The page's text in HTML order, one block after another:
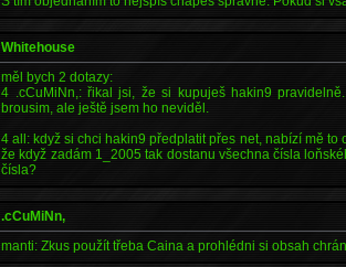
Whitehouse
měl bych 2 dotazy:
4 .cCuMiNn,: řikal jsi, že si kupuješ hakin9
brousim, ale ještě jsem ho neviděl.
4 all: když si chci hakin9 předplatit přes net, nabízí mě
že když zadám 1_2005 tak dostanu všechna čísla
čísla?
.cCuMiNn,
manti: Zkus použít třeba Caina a prohlédni si obsah